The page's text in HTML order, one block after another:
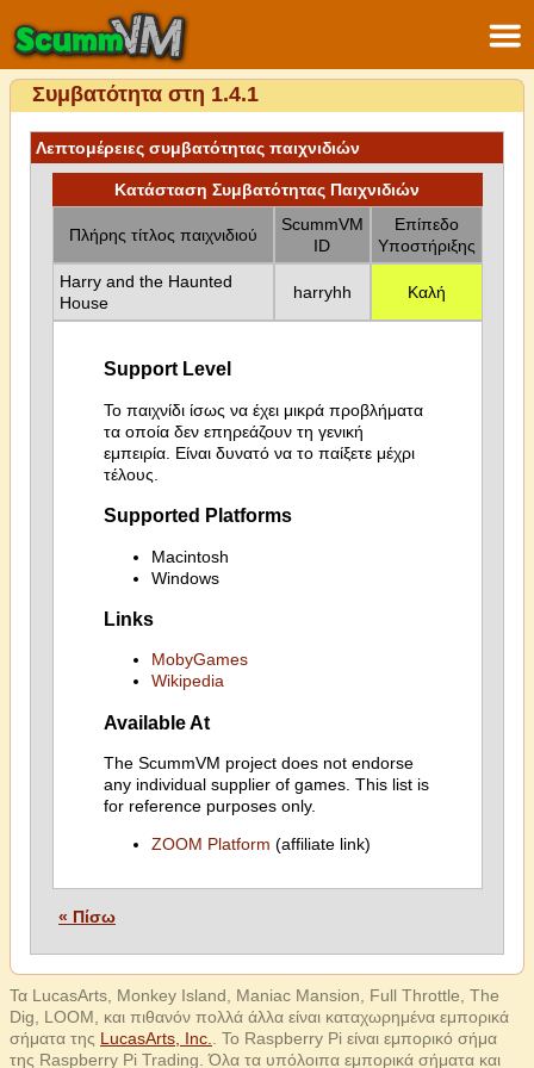
Συμβατότητα στη 1.4.1
Λεπτομέρειες συμβατότητας παιχνιδιών
Κατάσταση Συμβατότητας Παιχνιδιών
Πλήρης τίτλος παιχνιδιού
ScummVM
ID
Επίπεδο
Υποστήριξης
Harry and the Haunted
House
harryhh Καλή
Support Level
Το παιχνίδι ίσως να έχει μικρά προβλήματα
τα οποία δεν επηρεάζουν τη γενική
εμπειρία. Είναι δυνατό να το παίξετε μέχρι
τέλους.
Supported Platforms
Macintosh
Windows
Links
MobyGames
Wikipedia
Available At
The ScummVM project does not endorse
any individual supplier of games. This list is
for reference purposes only.
ZOOM Platform (affiliate link)
« Πίσω
Τα LucasArts, Monkey Island, Maniac Mansion, Full Throttle, The
Dig, LOOM, και πιθανόν πολλά άλλα είναι καταχωρημένα εμπορικά
σήματα της LucasArts, Inc.
. Το Raspberry Pi είναι εμπορικό σήμα
της Raspberry Pi Trading. Όλα τα υπόλοιπα εμπορικά σήματα και